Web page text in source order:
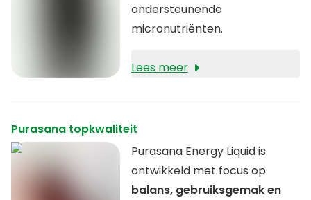
ondersteunende
micronutriënten.
Lees meer
Purasana topkwaliteit
Purasana Energy Liquid is
ontwikkeld met focus op
balans, gebruiksgemak en